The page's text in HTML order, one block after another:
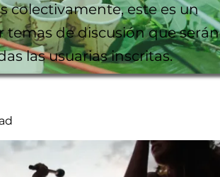
colectivamente, este es un
temas de discusión que serán
las usuarias inscritas.